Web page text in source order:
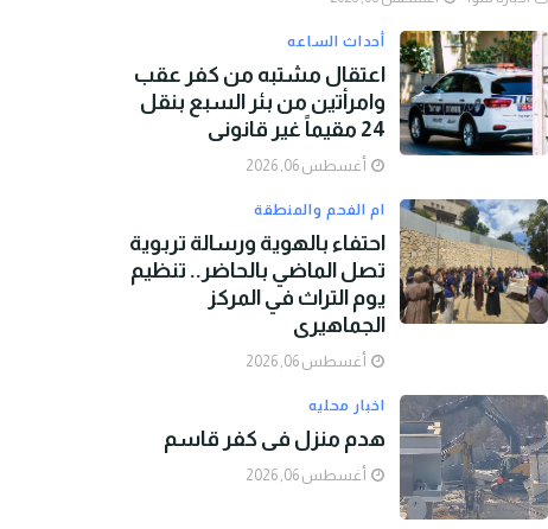
أحداث الساعه
اعتقال مشتبه من كفر عقب
وامرأتين من بئر السبع بنقل
24 مقيماً غير قانوني
أغسطس 06, 2026
ام الفحم والمنطقة
احتفاء بالهوية ورسالة تربوية
تصل الماضي بالحاضر.. تنظيم
يوم التراث في المركز
الجماهيري
أغسطس 06, 2026
اخبار محليه
هدم منزل في كفر قاسم
أغسطس 06, 2026